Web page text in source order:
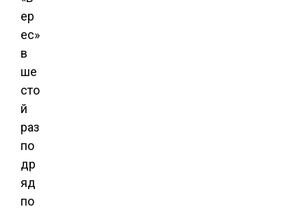
ер
ес»
в
ше
сто
й
раз
по
др
яд
по